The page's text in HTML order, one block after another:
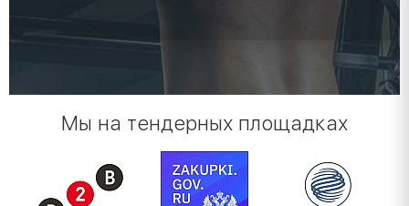
Мы на тендерных площадках